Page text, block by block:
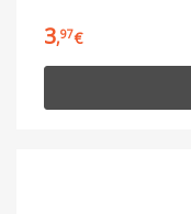
3,97€